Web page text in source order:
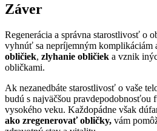
Záver
Regenerácia a správna starostlivosť o
vyhnúť sa nepríjemným komplikáciám
obličiek, zlyhanie obličiek a vznik
obličkami.
Ak nezanedbáte starostlivosť o vaše
budú s najväčšou pravdepodobnosťou
vysokého veku. Každopádne však
ako zregenerovať obličky, vám